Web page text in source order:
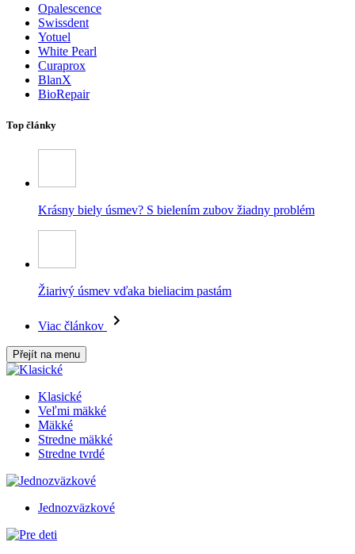
Opalescence
Swissdent
Yotuel
White Pearl
Curaprox
BlanX
BioRepair
Top články
Krásny biely úsmev? S bielením zubov žiadny problém
Žiarivý úsmev vďaka bieliacim pastám
Viac článkov
Přejít na menu
Klasické
Veľmi mäkké
Mäkké
Stredne mäkké
Stredne tvrdé
Jednozväzkové